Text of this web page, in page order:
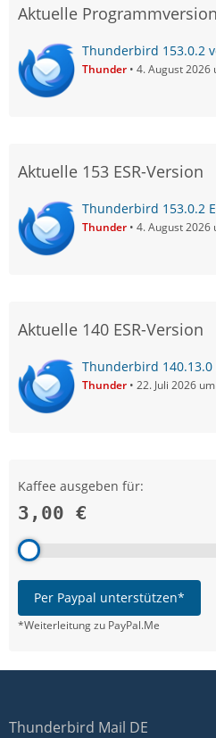
Aktuelle Programmversion
Thunderbird 153.0.2
Thunder 4. August 2026
Aktuelle 153 ESR-Version
Thunderbird 153.0.2
Thunder 4. August 2026
Aktuelle 140 ESR-Version
Thunderbird
Thunder 22. Juli 2026
Kaffee ausgeben für:
3,00 €
Per Paypal unterstützen*
*Weiterleitung zu PayPal.Me
Thunderbird Mail DE